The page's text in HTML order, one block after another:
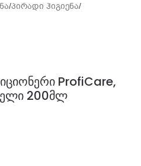
/პირადი ჰიგიენა/
ProfiCare,
200მლ